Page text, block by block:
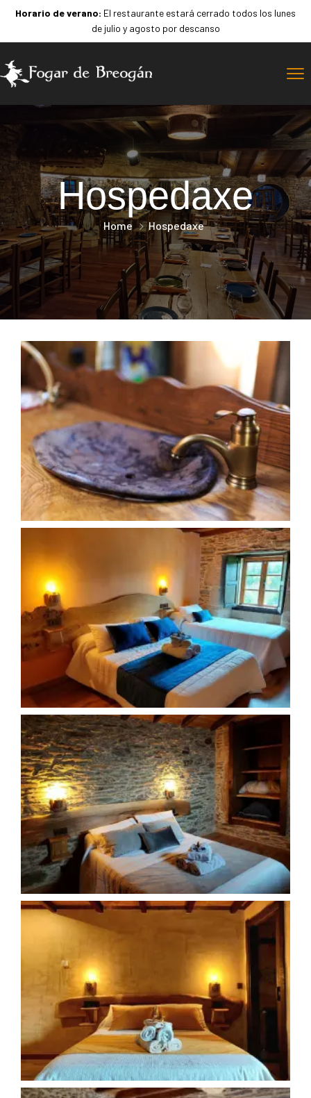
Horario de verano: El restaurante estará cerrado todos los lunes
de julio y agosto por descanso
Hospedaxe
Home Hospedaxe